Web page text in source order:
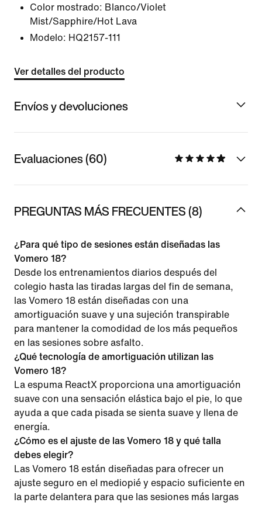
Color mostrado: Blanco/Violet
Mist/Sapphire/Hot Lava
Modelo: HQ2157-111
Ver detalles del producto
Envíos y devoluciones
Evaluaciones (60)
PREGUNTAS MÁS FRECUENTES (8)
¿Para qué tipo de sesiones están diseñadas las
Vomero 18?
Desde los entrenamientos diarios después del
colegio hasta las tiradas largas del fin de semana,
las Vomero 18 están diseñadas con una
amortiguación suave y una sujeción transpirable
para mantener la comodidad de los más pequeños
en las sesiones sobre asfalto.
¿Qué tecnología de amortiguación utilizan las
Vomero 18?
La espuma ReactX proporciona una amortiguación
suave con una sensación elástica bajo el pie, lo que
ayuda a que cada pisada se sienta suave y llena de
energía.
¿Cómo es el ajuste de las Vomero 18 y qué talla
debes elegir?
Las Vomero 18 están diseñadas para ofrecer un
ajuste seguro en el mediopié y espacio suficiente en
la parte delantera para que las sesiones más largas